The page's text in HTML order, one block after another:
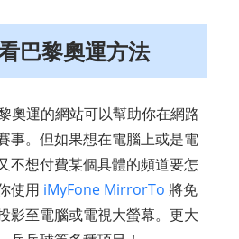
巴黎奧運方法
奧運的網站可以幫助你在網路
事。但如果想在電腦上或是電
不想付費某個具體的頻道要怎
使用 iMyFone MirrorTo 將免
影至電腦或電視大螢幕。更大